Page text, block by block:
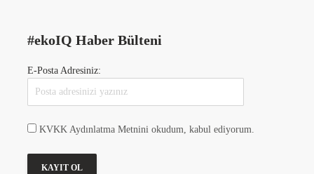
#ekoIQ Haber Bülteni
E-Posta Adresiniz:
KVKK Aydınlatma Metnini okudum, kabul ediyorum.